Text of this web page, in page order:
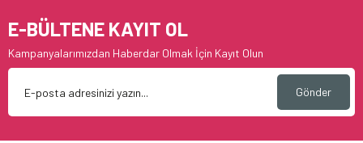
E-BÜLTENE KAYIT OL
Kampanyalarımızdan Haberdar Olmak İçin Kayıt Olun
Gönder